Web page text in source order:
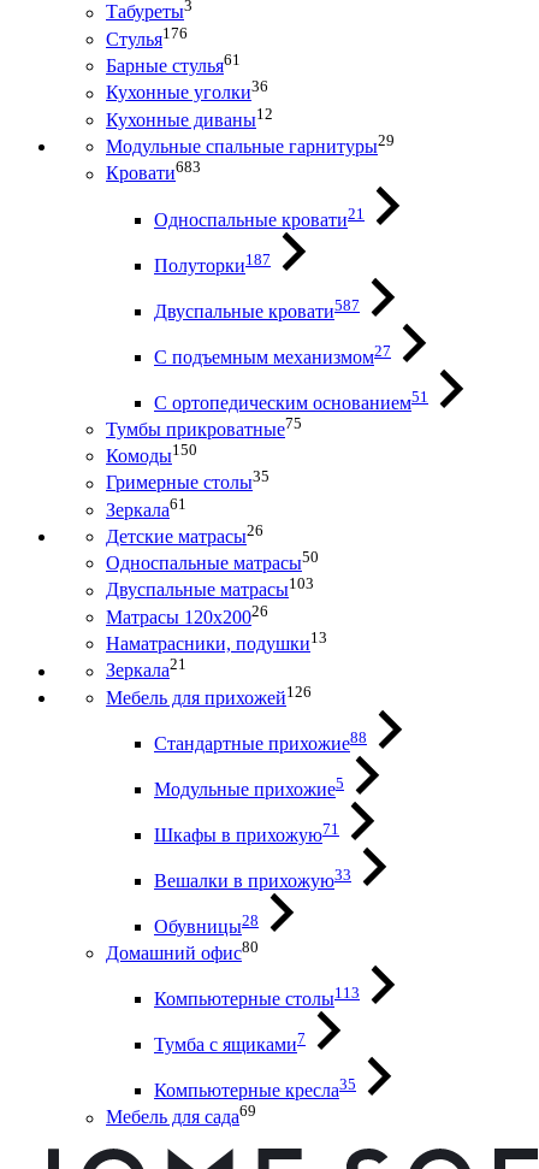
Табуреты3
Стулья176
Барные стулья61
Кухонные уголки36
Кухонные диваны12
Модульные спальные гарнитуры29
Кровати683
Односпальные кровати21
Полуторки187
Двуспальные кровати587
С подъемным механизмом27
С ортопедическим основанием51
Тумбы прикроватные75
Комоды150
Гримерные столы35
Зеркала61
Детские матрасы26
Односпальные матрасы50
Двуспальные матрасы103
Матрасы 120х20026
Наматрасники, подушки13
Зеркала21
Мебель для прихожей126
Стандартные прихожие88
Модульные прихожие5
Шкафы в прихожую71
Вешалки в прихожую33
Обувницы28
Домашний офис80
Компьютерные столы113
Тумба с ящиками7
Компьютерные кресла35
Мебель для сада69